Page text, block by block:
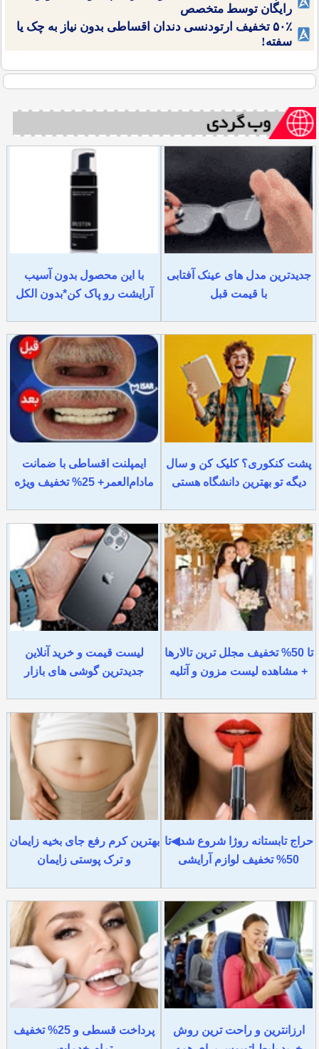
رایگان توسط متخصص
۵۰٪ تخفیف ارتودنسی دندان اقساطی بدون نیاز به چک یا
سفته!
جدیدترین مدل های عینک آفتابی
با قیمت قبل
با این محصول بدون آسیب
آرایشت رو پاک کن*بدون الکل
پشت کنکوری؟ کلیک کن و سال
دیگه تو بهترین دانشگاه هستی
ایمپلنت اقساطی با ضمانت
مادام‌العمر+ 25% تخفیف ویژه
تا 50% تخفیف مجلل ترین تالارها
+ مشاهده لیست مزون و آتلیه
لیست قیمت و خرید آنلاین
جدیدترین گوشی های بازار
حراج تابستانه روژا شروع شد◀تا
50% تخفیف لوازم آرایشی
بهترین کرم رفع جای بخیه زایمان
و ترک پوستی زایمان
ارزانترین و راحت ترین روش
پرداخت قسطی و 25% تخفیف